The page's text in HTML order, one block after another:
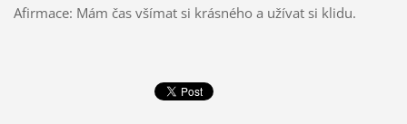
Afirmace: Mám čas všímat si krásného a užívat si klidu.